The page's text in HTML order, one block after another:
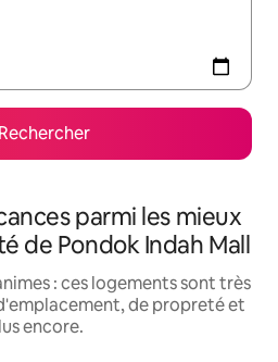
Rechercher
parmi les mieux
de Pondok Indah Mall
: ces logements sont très
de propreté et
encore.